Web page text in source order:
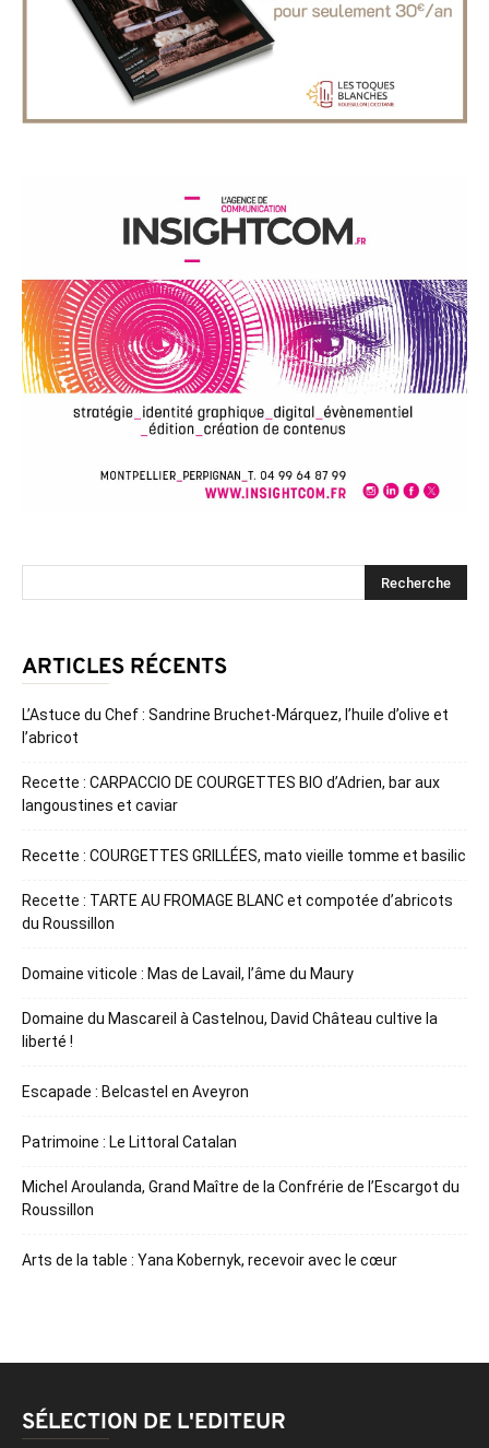
ARTICLES RÉCENTS
L’Astuce du Chef : Sandrine Bruchet-Márquez, l’huile d’olive et
l’abricot
Recette : CARPACCIO DE COURGETTES BIO d’Adrien, bar aux
langoustines et caviar
Recette : COURGETTES GRILLÉES, mato vieille tomme et basilic
Recette : TARTE AU FROMAGE BLANC et compotée d’abricots
du Roussillon
Domaine viticole : Mas de Lavail, l’âme du Maury
Domaine du Mascareil à Castelnou, David Château cultive la
liberté !
Escapade : Belcastel en Aveyron
Patrimoine : Le Littoral Catalan
Michel Aroulanda, Grand Maître de la Confrérie de l’Escargot du
Roussillon
Arts de la table : Yana Kobernyk, recevoir avec le cœur
SÉLECTION DE L'EDITEUR